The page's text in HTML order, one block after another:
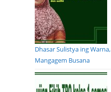
Dhasar Sulistya ing Warna,
Mangagem Busana